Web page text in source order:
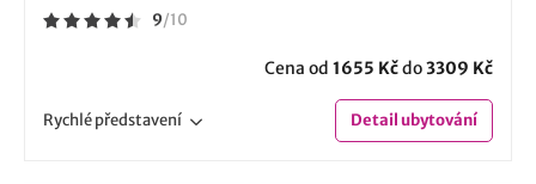
9/10
Cena od 1655 Kčdo3309 Kč
Rychlépředstavení Detailubytování